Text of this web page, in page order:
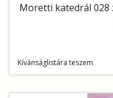
Moretti katedrál 028
Kívánságlistára teszem